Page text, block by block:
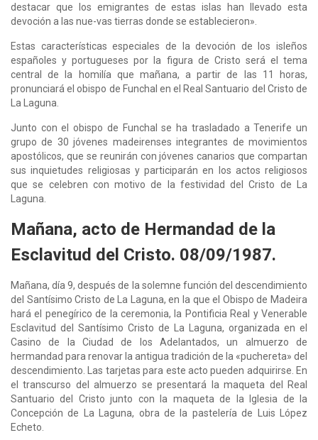
destacar que los emigrantes de estas islas han llevado esta
devoción a las nue-vas tierras donde se establecieron».
Estas características especiales de la devoción de los isleños
españoles y portugueses por la figura de Cristo será el tema
central de la homilía que mañana, a partir de las 11 horas,
pronunciará el obispo de Funchal en el Real Santuario del Cristo de
La Laguna.
Junto con el obispo de Funchal se ha trasladado a Tenerife un
grupo de 30 jóvenes madeirenses integrantes de movimientos
apostólicos, que se reunirán con jóvenes canarios que compartan
sus inquietudes religiosas y participarán en los actos religiosos
que se celebren con motivo de la festividad del Cristo de La
Laguna.
Mañana, acto de Hermandad de la
Esclavitud del Cristo. 08/09/1987.
Mañana, día 9, después de la solemne función del descendimiento
del Santísimo Cristo de La Laguna, en la que el Obispo de Madeira
hará el penegírico de la ceremonia, la Pontificia Real y Venerable
Esclavitud del Santísimo Cristo de La Laguna, organizada en el
Casino de la Ciudad de los Adelantados, un almuerzo de
hermandad para renovar la antigua tradición de la «puchereta» del
descendimiento. Las tarjetas para este acto pueden adquirirse. En
el transcurso del almuerzo se presentará la maqueta del Real
Santuario del Cristo junto con la maqueta de la Iglesia de la
Concepción de La Laguna, obra de la pastelería de Luis López
Echeto.